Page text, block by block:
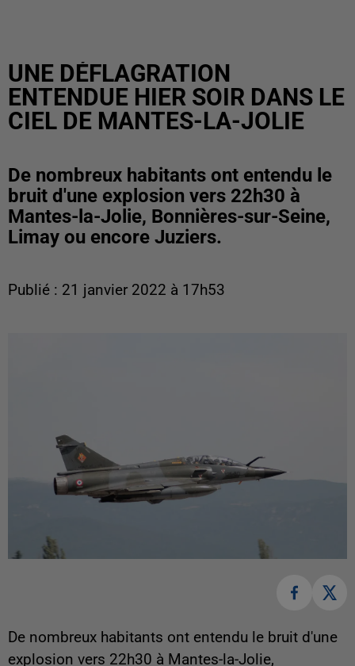
UNE DÉFLAGRATION
ENTENDUE HIER SOIR DANS LE
CIEL DE MANTES-LA-JOLIE
De nombreux habitants ont entendu le
bruit d'une explosion vers 22h30 à
Mantes-la-Jolie, Bonnières-sur-Seine,
Limay ou encore Juziers.
Publié : 21 janvier 2022 à 17h53
De nombreux habitants ont entendu le bruit d'une
explosion vers 22h30 à Mantes-la-Jolie,